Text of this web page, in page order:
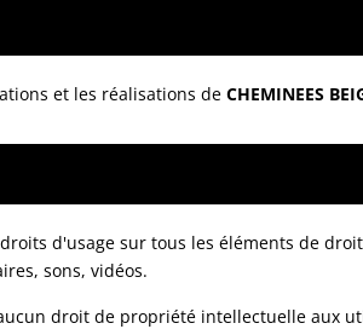
et les réalisations de CHEMINEES
d'usage sur tous les éléments de
sons, vidéos.
droit de propriété intellectuelle aux